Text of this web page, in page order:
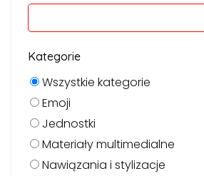
Kategorie
Wszystkie kategorie
Emoji
Jednostki
Materiały multimedialne
Nawiązania i stylizacje